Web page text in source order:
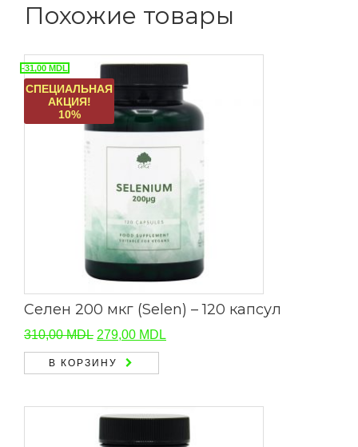
Похожие товары
-31,00 MDL
СПЕЦИАЛЬНАЯ
АКЦИЯ!
10%
Селен 200 мкг (Selen) – 120 капсул
310,00MDL Первоначальная
цена
составляла
279,00 MDL
В КОРЗИНУ